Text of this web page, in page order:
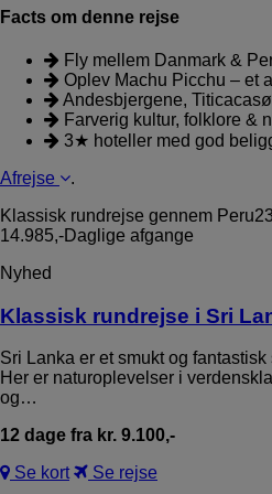
Facts om denne rejse
Fly mellem Danmark &
Oplev Machu Picchu – et
Andesbjergene,
Farverig kultur, folklore &
3★ hoteller med god
Afrejse
.
Klassisk rundrejse gennem Peru
14.985,-Daglige afgange
Nyhed
Klassisk rundrejse i Sri
Sri Lanka er et smukt og
Her er naturoplevelser i
og…
12 dage fra kr. 9.100,-
Se kort
Se rejse